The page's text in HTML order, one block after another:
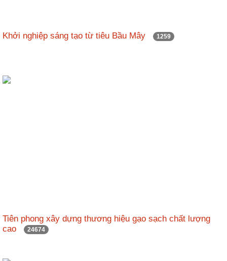
Khởi nghiệp sáng tạo từ tiêu Bầu Mây 1259
Tiên phong xây dựng thương hiệu gạo sạch chất lượng
cao
24674